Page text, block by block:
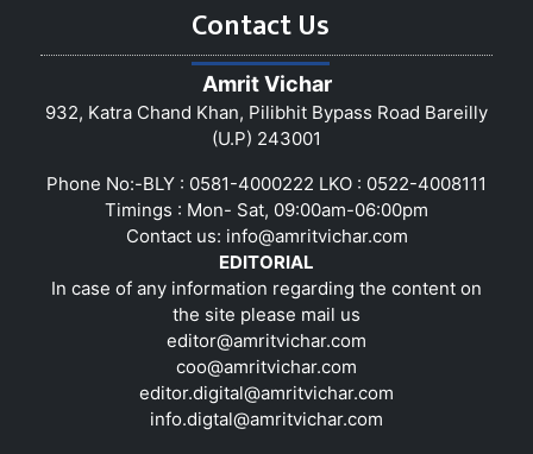
Contact Us
Amrit Vichar
932, Katra Chand Khan, Pilibhit Bypass Road Bareilly
(U.P) 243001
Phone No:-BLY : 0581-4000222 LKO : 0522-4008111
Timings : Mon- Sat, 09:00am-06:00pm
Contact us: info@amritvichar.com
EDITORIAL
In case of any information regarding the content on
the site please mail us
editor@amritvichar.com
coo@amritvichar.com
editor.digital@amritvichar.com
info.digtal@amritvichar.com